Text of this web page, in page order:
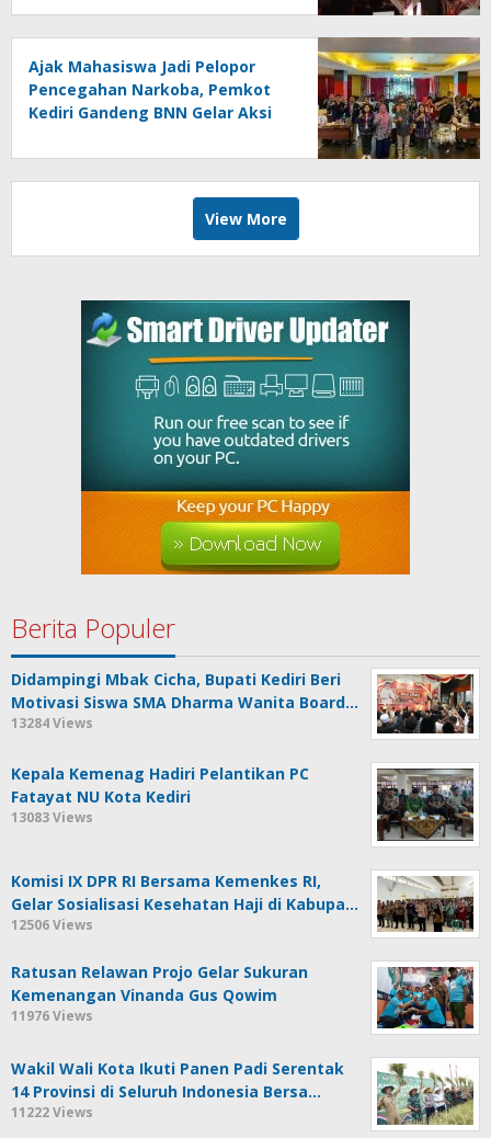
Ajak Mahasiswa Jadi Pelopor
Pencegahan Narkoba, Pemkot
Kediri Gandeng BNN Gelar Aksi
View More
Berita Populer
Didampingi Mbak Cicha, Bupati Kediri Beri
Motivasi Siswa SMA Dharma Wanita Board…
13284 Views
Kepala Kemenag Hadiri Pelantikan PC
Fatayat NU Kota Kediri
13083 Views
Komisi IX DPR RI Bersama Kemenkes RI,
Gelar Sosialisasi Kesehatan Haji di Kabupa…
12506 Views
Ratusan Relawan Projo Gelar Sukuran
Kemenangan Vinanda Gus Qowim
11976 Views
Wakil Wali Kota Ikuti Panen Padi Serentak
14 Provinsi di Seluruh Indonesia Bersa…
11222 Views